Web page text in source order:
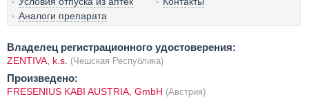
Аналоги препарата
Владелец регистрационного удостоверения:
ZENTIVA, k.s. (Чешская Республика)
Произведено:
FRESENIUS KABI AUSTRIA, GmbH (Австрия)